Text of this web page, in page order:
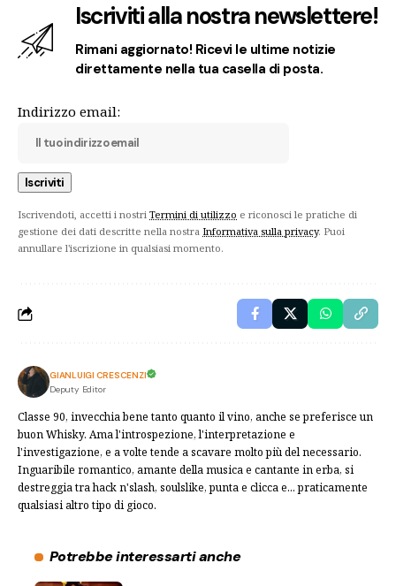
Iscriviti alla nostra newslettere!
Rimani aggiornato! Ricevi le ultime notizie
direttamente nella tua casella di posta.
Indirizzo email:
Iscrivendoti, accetti i nostri Termini di utilizzo e riconosci le pratiche di
gestione dei dati descritte nella nostra Informativa sulla privacy. Puoi
annullare l'iscrizione in qualsiasi momento.
GIANLUIGI CRESCENZI
Deputy Editor
Classe 90, invecchia bene tanto quanto il vino, anche se preferisce un
buon Whisky. Ama l'introspezione, l'interpretazione e
l'investigazione, e a volte tende a scavare molto più del necessario.
Inguaribile romantico, amante della musica e cantante in erba, si
destreggia tra hack n'slash, soulslike, punta e clicca e... praticamente
qualsiasi altro tipo di gioco.
Potrebbe interessarti anche